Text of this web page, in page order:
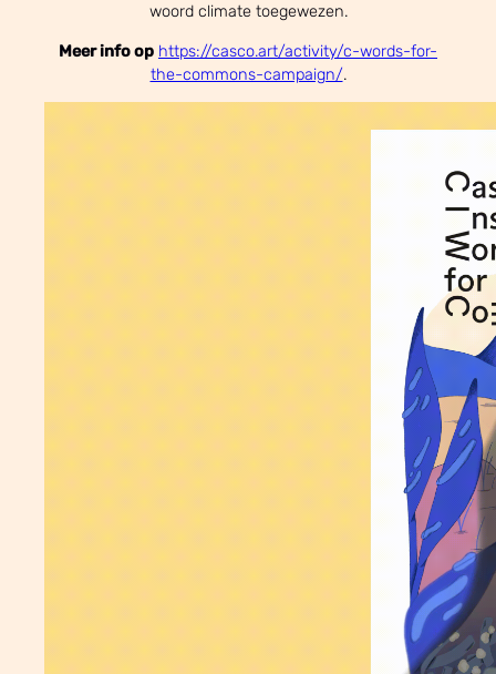
woord climate toegewezen.
Meer info op https://casco.art/activity/c-words-for-
the-commons-campaign/.